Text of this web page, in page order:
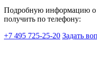
Подробную информацию о
получить по телефону:
+7 495 725-25-20 Задать